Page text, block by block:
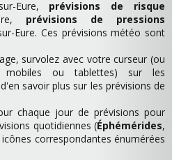
Eure, prévisions de risque
prévisions de pressions
Eure. Ces prévisions météo sont
survolez avec votre curseur (ou
ou tablettes) sur les
savoir plus sur les prévisions de
chaque jour de prévisions pour
quotidiennes (Éphémérides,
correspondantes énumérées